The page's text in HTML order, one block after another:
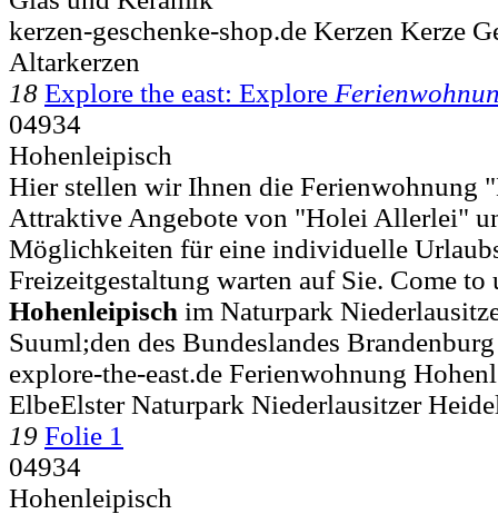
kerzen-geschenke-shop.de Kerzen Kerze
Altarkerzen
18 Explore the east: Explore
04934
Hohenleipisch
Hier stellen wir Ihnen die Ferienwohnung
Attraktive Angebote von "Holei Allerlei"
Möglichkeiten für eine individuelle
Freizeitgestaltung warten auf Sie. Come to
Hohenleipisch im Naturpark
Suuml;den des Bundeslandes Brandenburg
explore-the-east.de Ferienwohnung
ElbeElster Naturpark Niederlausitzer
19 Folie 1
04934
Hohenleipisch